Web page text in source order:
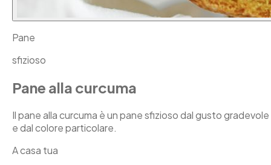
Pane
sfizioso
Pane alla curcuma
Il pane alla curcuma è un pane sfizioso dal gusto gradevole
e dal colore particolare.
A casa tua